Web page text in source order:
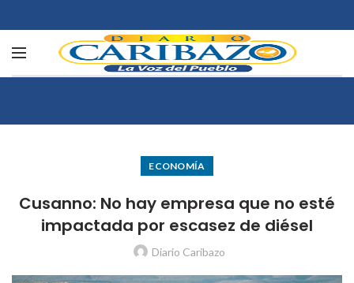
ECONOMÍA
Cusanno: No hay empresa que no esté
impactada por escasez de diésel
Diario Caribazo